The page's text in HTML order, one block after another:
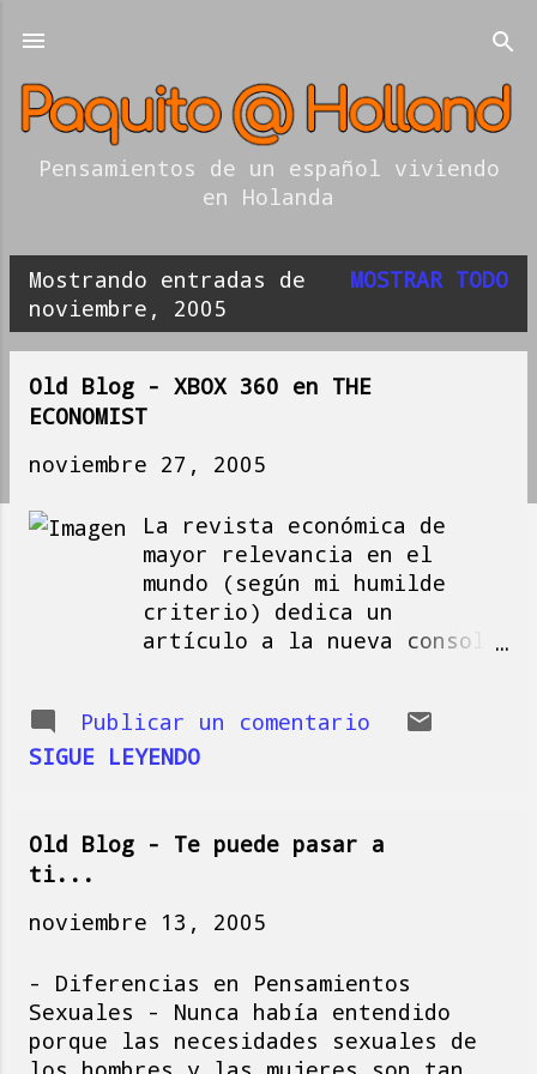
Pensamientos de un español viviendo
en Holanda
n
Mostrando entradas de
noviembre, 2005
MOSTRAR TODO
Old Blog - XBOX 360 en THE
ECONOMIST
noviembre 27, 2005
La revista económica de
mayor relevancia en el
mundo (según mi humilde
criterio) dedica un
artículo a la nueva consola
industria.
http://www.economist.com/ag
letura :-)
Publicar un comentario
SIGUE LEYENDO
Old Blog - Te puede pasar a
ti...
noviembre 13, 2005
- Diferencias en Pensamientos
Sexuales - Nunca había entendido
porque las necesidades sexuales de